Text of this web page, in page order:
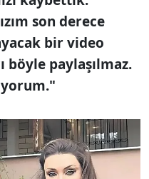
son derece
bir video
paylaşılmaz.